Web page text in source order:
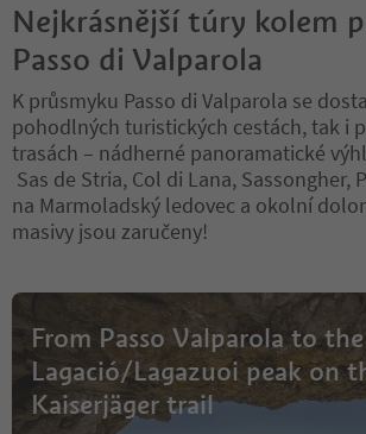
Nejkrásnější túry kolem
Passo di Valparola
K průsmyku Passo di Valparola se
pohodlných turistických cestách, tak i
trasách – nádherné panoramatické
Sas de Stria, Col di Lana, Sassongher,
na Marmoladský ledovec a okolní
masivy jsou zaručeny!
From Passo Valparola to the
Lagació/Lagazuoi peak on
Kaiserjäger trail